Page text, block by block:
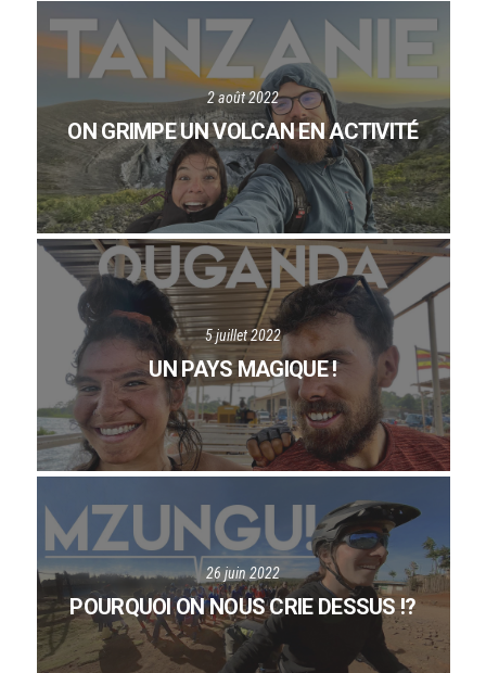
2 août 2022
ON GRIMPE UN VOLCAN EN ACTIVITÉ
5 juillet 2022
UN PAYS MAGIQUE !
26 juin 2022
POURQUOI ON NOUS CRIE DESSUS !?